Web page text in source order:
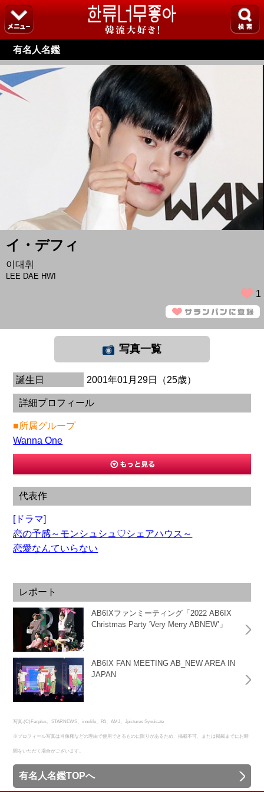
有名人名鑑
イ・デフィ
이대휘
LEE DAE HWI
1
写真一覧
誕生日 2001年01月29日（25歳）
詳細プロフィール
■所属グループ
Wanna One
代表作
[ドラマ]
恋の予感～モンシュシュ♡シェアハウス～
恋愛なんていらない
レポート
AB6IXファンミーティング「2022 AB6IX
Christmas Party 'Very Merry ABNEW’」
AB6IX FAN MEETING AB_NEW AREA IN
JAPAN
写真:(C)Fanplus、STARNEWS、innolife、PA、AMJ、Jpictures Syndicate
※プロフィール写真は肖像権などの理由で使用できるものに限りがあるため、掲載不可、または掲載までにお時
間をいただく場合がございます。
有名人名鑑TOPへ